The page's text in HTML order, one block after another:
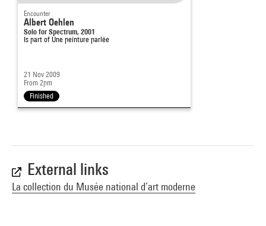
Encounter
Albert Oehlen
Solo for Spectrum, 2001
Is part of Une peinture parlée
21 Nov 2009
From 2pm
Finished
External links
La collection du Musée national d’art moderne